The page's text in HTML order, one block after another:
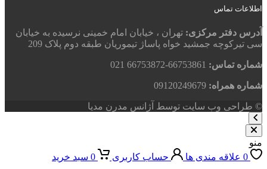
اطلاعات تماس
آدرس دفتر مرکزی: تهران ، خیابان امام خمینی نرسیده به خیابان
سی تیرکوچه جمشید خواه پاساژ تیموریان طبقه دوم پلاک 209
شماره تماس:
شماره همراه:
© طراحی وب سایت توسط آژانس مدرن مدیا
منو
0 علاقه مندی ها حساب کاربری 0 سبد خرید